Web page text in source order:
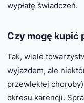
wypłatę świadczeń.
Czy mogę kupić
Tak, wiele
wyjazdem, ale
przewlekłej
okresu karencji.